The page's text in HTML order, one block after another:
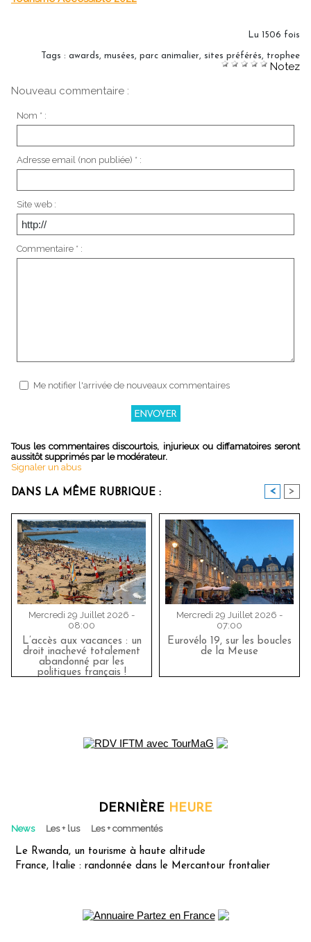
Lu 1506 fois
Tags : awards, musées, parc animalier, sites préférés, trophee
Notez
Nouveau commentaire :
Nom * :
Adresse email (non publiée) * :
Site web :
Commentaire * :
Me notifier l'arrivée de nouveaux commentaires
Tous les commentaires discourtois, injurieux ou diffamatoires seront
aussitôt supprimés par le modérateur.
Signaler un abus
DANS LA MÊME RUBRIQUE : < >
Mercredi 29 Juillet 2026 -
08:00
L’accès aux vacances : un
droit inachevé totalement
abandonné par les
politiques français !
Mercredi 29 Juillet 2026 -
07:00
Eurovélo 19, sur les boucles
de la Meuse
DERNIÈRE HEURE
News Les + lus Les + commentés
Le Rwanda, un tourisme à haute altitude
France, Italie : randonnée dans le Mercantour frontalier